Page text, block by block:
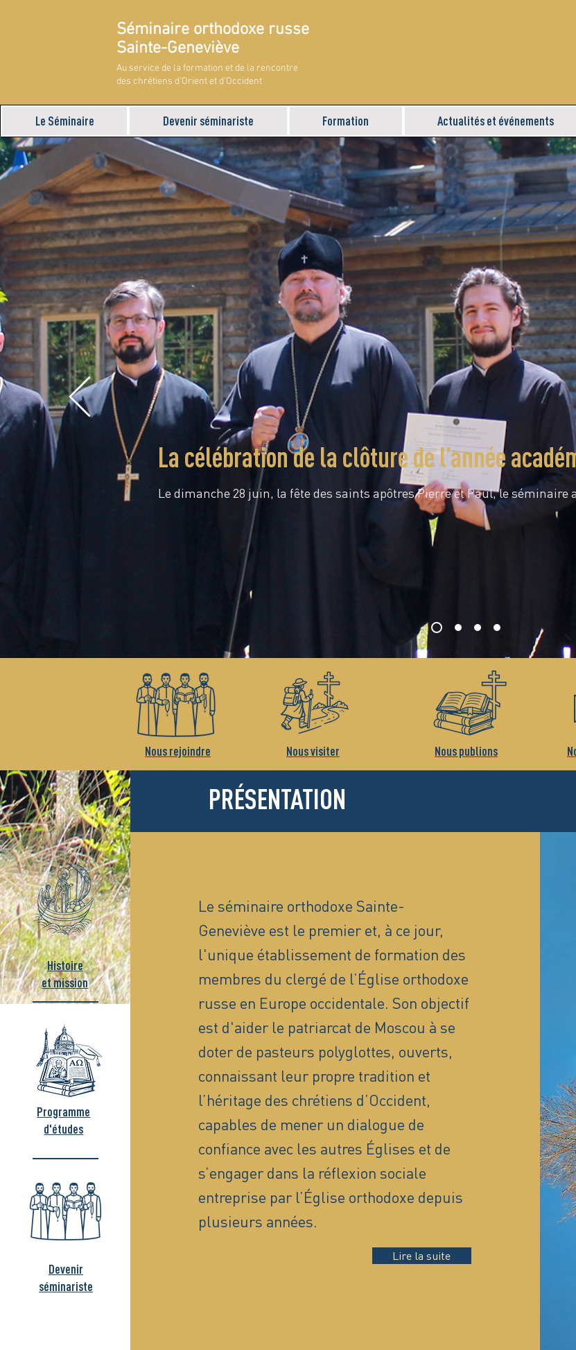
Séminaire orthodoxe russe
Sainte-Geneviève
Au service de la formation et de la rencontre
des chrétiens d'Orient et d'Occident
Le Séminaire Devenir séminariste Formation Actualités et événements
La célébration de la clôture de l’année
Le dimanche 28 juin, la fête des saints apôtres Pierre et Paul, le séminaire
Nous rejoindre Nous visiter Nous publions
PRÉSENTATION
Histoire
et mission
Programme
d'études
Devenir
séminariste
Le séminaire orthodoxe Sainte-
Geneviève est le premier et, à ce jour,
l'unique établissement de formation des
membres du clergé de l’Église orthodoxe
russe en Europe occidentale. Son objectif
est d'aider le patriarcat de Moscou à se
doter de pasteurs polyglottes, ouverts,
connaissant leur propre tradition et
l’héritage des chrétiens d’Occident,
capables de mener un dialogue de
confiance avec les autres Églises et de
s’engager dans la réflexion sociale
entreprise par l’Église orthodoxe depuis
plusieurs années.
Lire la suite